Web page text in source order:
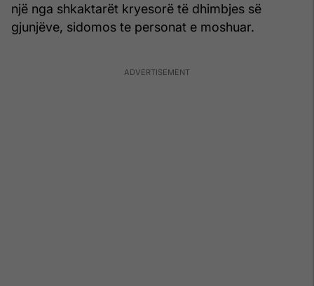
një nga shkaktarët kryesorë të dhimbjes së
gjunjëve, sidomos te personat e moshuar.